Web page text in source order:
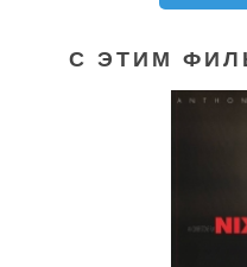
С ЭТИМ